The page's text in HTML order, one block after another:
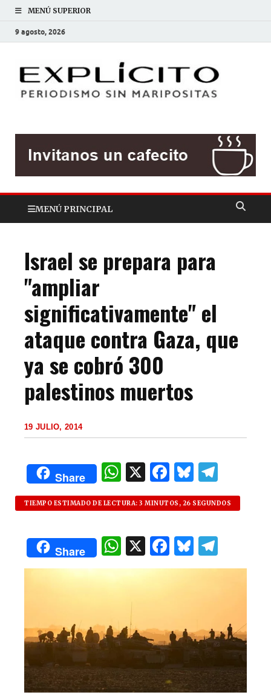
MENÚ SUPERIOR
9 agosto, 2026
MENÚ PRINCIPAL
Israel se prepara para
"ampliar
significativamente" el
ataque contra Gaza, que
ya se cobró 300
palestinos muertos
19 JULIO, 2014
Share
W
h
at
s
A
p
p
X F
a
c
e
b
o
B
lu
es
k
y
el
e
m
TIEMPO ESTIMADO DE LECTURA: 3 MINUTOS, 26 SEGUNDOS
Share
W
h
at
A
p
p
X F
a
b
o
o
k
B
lu
y
el
ra
m